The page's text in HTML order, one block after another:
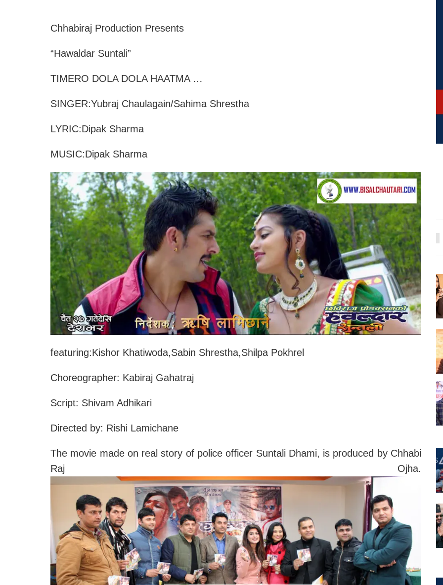
Chhabiraj Production Presents
“Hawaldar Suntali”
TIMERO DOLA DOLA HAATMA …
SINGER:Yubraj Chaulagain/Sahima Shrestha
LYRIC:Dipak Sharma
MUSIC:Dipak Sharma
featuring:Kishor Khatiwoda,Sabin Shrestha,Shilpa Pokhrel
Choreographer: Kabiraj Gahatraj
Script: Shivam Adhikari
Directed by: Rishi Lamichane
The movie made on real story of police officer Suntali Dhami, is produced by Chhabi
Raj Ojha.